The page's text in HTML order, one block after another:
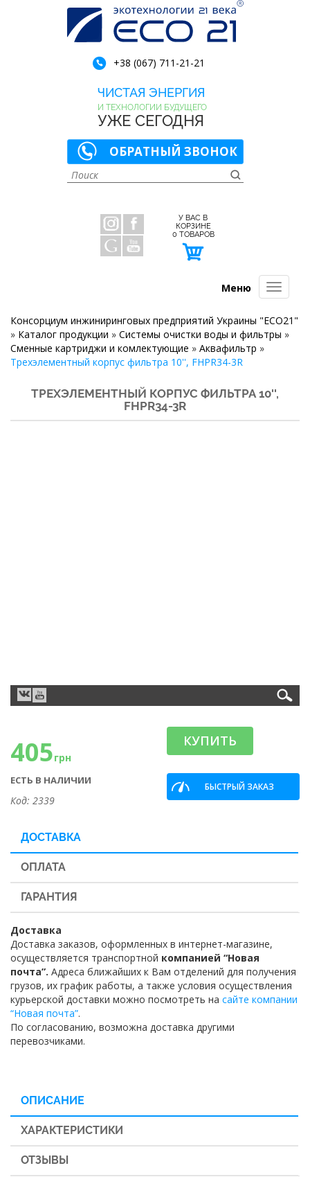
+38 (067) 711-21-21
ЧИСТАЯ ЭНЕРГИЯ
И ТЕХНОЛОГИИ БУДУЩЕГО
УЖЕ СЕГОДНЯ
ОБРАТНЫЙ ЗВОНОК
У ВАС В
КОРЗИНЕ
0 ТОВАРОВ
Меню
Консорциум инжиниринговых предприятий Украины "ECO21"
» Каталог продукции » Системы очистки воды и фильтры »
Сменные картриджи и комлектующие » Аквафильтр »
Трехэлементный корпус фильтра 10'', FHPR34-3R
ТРЕХЭЛЕМЕНТНЫЙ КОРПУС ФИЛЬТРА 10'',
FHPR34-3R
405грн
ЕСТЬ В НАЛИЧИИ
Код: 2339
КУПИТЬ
БЫСТРЫЙ ЗАКАЗ
ДОСТАВКА
ОПЛАТА
ГАРАНТИЯ
Доставка
Доставка заказов, оформленных в интернет-магазине,
осуществляется транспортной компанией “Новая
почта”. Адреса ближайших к Вам отделений для получения
грузов, их график работы, а также условия осуществления
курьерской доставки можно посмотреть на сайте компании
“Новая почта”.
По согласованию, возможна доставка другими
перевозчиками.
ОПИСАНИЕ
ХАРАКТЕРИСТИКИ
ОТЗЫВЫ